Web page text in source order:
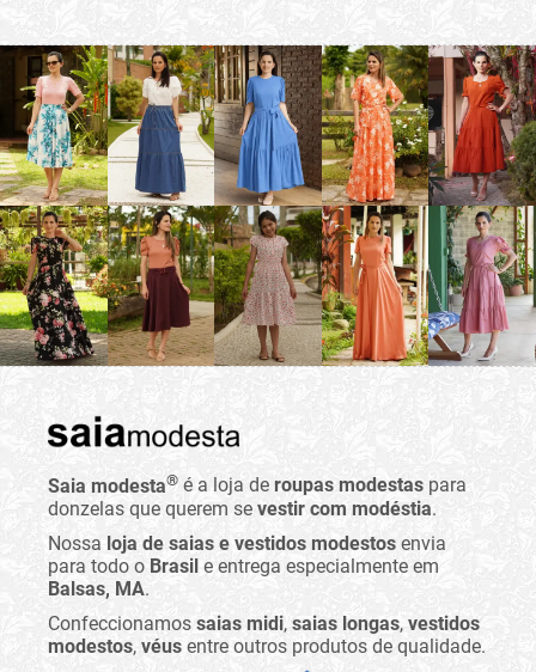
Saia modesta® é a loja de roupas modestas para
donzelas que querem se vestir com modéstia.
Nossa loja de saias e vestidos modestos envia
para todo o Brasil e entrega especialmente em
Balsas, MA.
Confeccionamos saias midi, saias longas, vestidos
modestos, véus entre outros produtos de qualidade.